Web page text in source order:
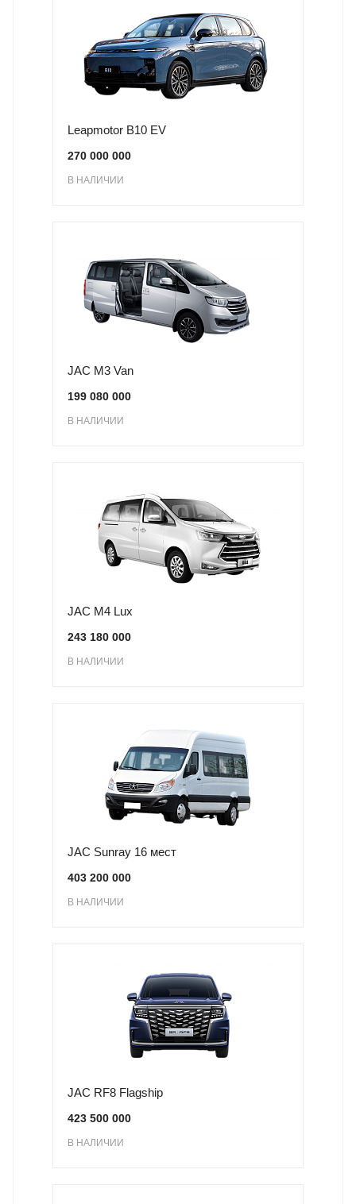
Leapmotor B10 EV
270 000 000
В НАЛИЧИИ
JAC M3 Van
199 080 000
В НАЛИЧИИ
JAC M4 Lux
243 180 000
В НАЛИЧИИ
JAC Sunray 16 мест
403 200 000
В НАЛИЧИИ
JAC RF8 Flagship
423 500 000
В НАЛИЧИИ